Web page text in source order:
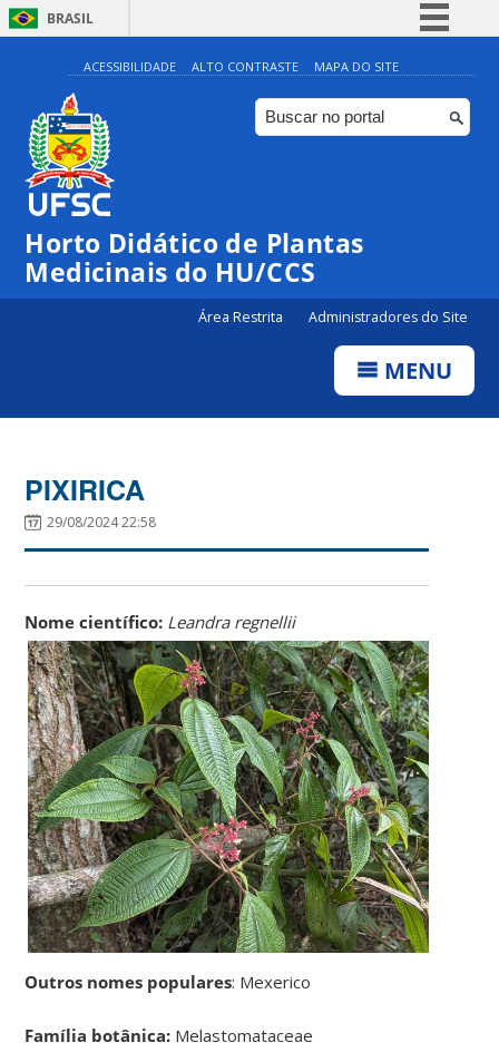
BRASIL
Simplifique!
Comunica BR
Participe
Canais
ACESSIBILIDADE ALTO CONTRASTE MAPA DO SITE
Horto Didático de Plantas
Medicinais do HU/CCS
Área Restrita Administradores do Site
MENU
PIXIRICA
29/08/2024 22:58
Nome científico: Leandra regnellii
Outros nomes populares: Mexerico
Família botânica: Melastomataceae